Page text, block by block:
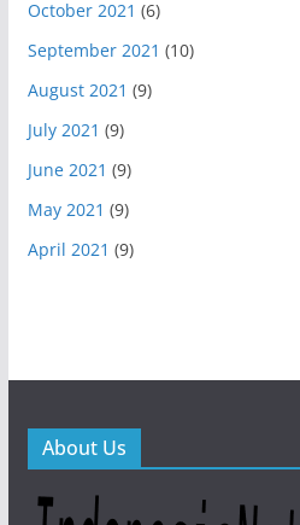
October 2021 (6)
September 2021 (10)
August 2021 (9)
July 2021 (9)
June 2021 (9)
May 2021 (9)
April 2021 (9)
About Us